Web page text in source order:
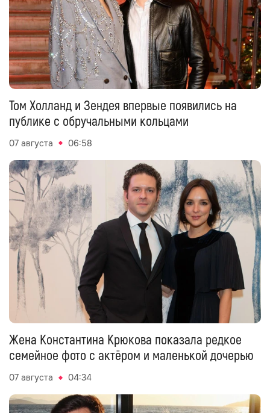
Том Холланд и Зендея впервые появились на
публике с обручальными кольцами
07 августа 06:58
Жена Константина Крюкова показала редкое
семейное фото с актёром и маленькой дочерью
07 августа 04:34